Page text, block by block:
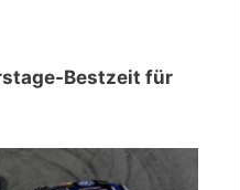
Bestzeit für